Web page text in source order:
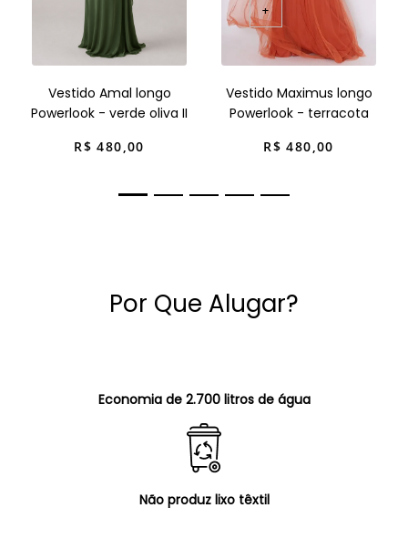
Vestido Amal longo
Powerlook - verde oliva II
R$ 480,00
+
Vestido Maximus longo
Powerlook - terracota
R$ 480,00
Por Que Alugar?
Economia de 2.700 litros de água
Não produz lixo têxtil